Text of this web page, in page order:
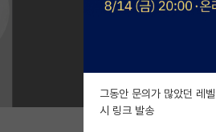
그동안 문의가 많았던 레
시 링크 발송